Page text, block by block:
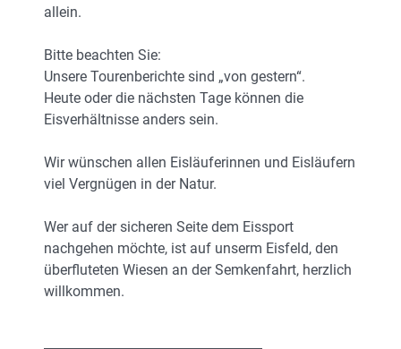
allein.
Bitte beachten Sie:
Unsere Tourenberichte sind „von gestern“.
Heute oder die nächsten Tage können die
Eisverhältnisse anders sein.
Wir wünschen allen Eisläuferinnen und Eisläufern
viel Vergnügen in der Natur.
Wer auf der sicheren Seite dem Eissport
nachgehen möchte, ist auf unserm Eisfeld, den
überfluteten Wiesen an der Semkenfahrt, herzlich
willkommen.